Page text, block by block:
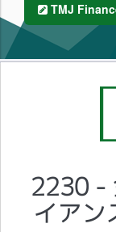
TMJ
2230 -
イアン